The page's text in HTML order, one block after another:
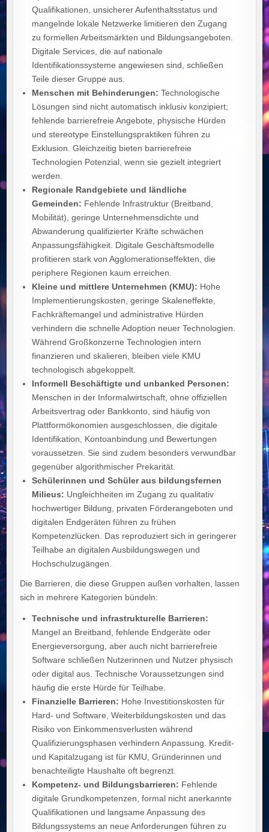
Qualifikationen, unsicherer Aufenthaltsstatus und
mangelnde lokale Netzwerke limitieren den Zugang
zu formellen Arbeitsmärkten und Bildungsangeboten.
Digitale Services, die auf nationale
Identifikationssysteme angewiesen sind, schließen
Teile dieser Gruppe aus.
Menschen mit Behinderungen: Technologische
Lösungen sind nicht automatisch inklusiv konzipiert;
fehlende barrierefreie Angebote, physische Hürden
und stereotype Einstellungspraktiken führen zu
Exklusion. Gleichzeitig bieten barrierefreie
Technologien Potenzial, wenn sie gezielt integriert
werden.
Regionale Randgebiete und ländliche
Gemeinden: Fehlende Infrastruktur (Breitband,
Mobilität), geringe Unternehmensdichte und
Abwanderung qualifizierter Kräfte schwächen
Anpassungsfähigkeit. Digitale Geschäftsmodelle
profitieren stark von Agglomerationseffekten, die
periphere Regionen kaum erreichen.
Kleine und mittlere Unternehmen (KMU): Hohe
Implementierungskosten, geringe Skaleneffekte,
Fachkräftemangel und administrative Hürden
verhindern die schnelle Adoption neuer Technologien.
Während Großkonzerne Technologien intern
finanzieren und skalieren, bleiben viele KMU
technologisch abgekoppelt.
Informell Beschäftigte und unbanked Personen:
Menschen in der Informalwirtschaft, ohne offiziellen
Arbeitsvertrag oder Bankkonto, sind häufig von
Plattformökonomien ausgeschlossen, die digitale
Identifikation, Kontoanbindung und Bewertungen
voraussetzen. Sie sind zudem besonders verwundbar
gegenüber algorithmischer Prekarität.
Schülerinnen und Schüler aus bildungsfernen
Milieus: Ungleichheiten im Zugang zu qualitativ
hochwertiger Bildung, privaten Förderangeboten und
digitalen Endgeräten führen zu frühen
Kompetenzlücken. Das reproduziert sich in geringerer
Teilhabe an digitalen Ausbildungswegen und
Hochschulzugängen.
Die Barrieren, die diese Gruppen außen vorhalten, lassen
sich in mehrere Kategorien bündeln:
Technische und infrastrukturelle Barrieren:
Mangel an Breitband, fehlende Endgeräte oder
Energieversorgung, aber auch nicht barrierefreie
Software schließen Nutzerinnen und Nutzer physisch
oder digital aus. Technische Voraussetzungen sind
häufig die erste Hürde für Teilhabe.
Finanzielle Barrieren: Hohe Investitionskosten für
Hard‑ und Software, Weiterbildungskosten und das
Risiko von Einkommensverlusten während
Qualifizierungsphasen verhindern Anpassung. Kredit-
und Kapitalzugang ist für KMU, Gründerinnen und
benachteiligte Haushalte oft begrenzt.
Kompetenz- und Bildungsbarrieren: Fehlende
digitale Grundkompetenzen, formal nicht anerkannte
Qualifikationen und langsame Anpassung des
Bildungssystems an neue Anforderungen führen zu